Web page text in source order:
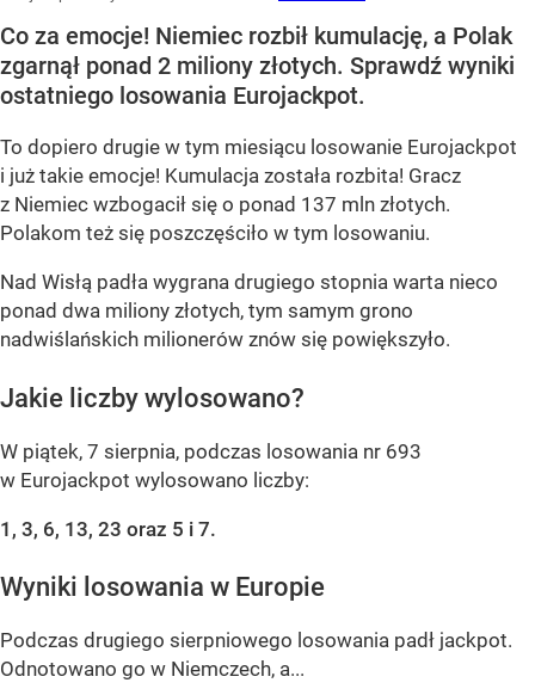
Co za emocje! Niemiec rozbił kumulację, a Polak
zgarnął ponad 2 miliony złotych. Sprawdź wyniki
ostatniego losowania Eurojackpot.
To dopiero drugie w tym miesiącu losowanie Eurojackpot
i już takie emocje! Kumulacja została rozbita! Gracz
z Niemiec wzbogacił się o ponad 137 mln złotych.
Polakom też się poszczęściło w tym losowaniu.
Nad Wisłą padła wygrana drugiego stopnia warta nieco
ponad dwa miliony złotych, tym samym grono
nadwiślańskich milionerów znów się powiększyło.
Jakie liczby wylosowano?
W piątek, 7 sierpnia, podczas losowania nr 693
w Eurojackpot wylosowano liczby:
1, 3, 6, 13, 23 oraz 5 i 7.
Wyniki losowania w Europie
Podczas drugiego sierpniowego losowania padł jackpot.
Odnotowano go w Niemczech, a...